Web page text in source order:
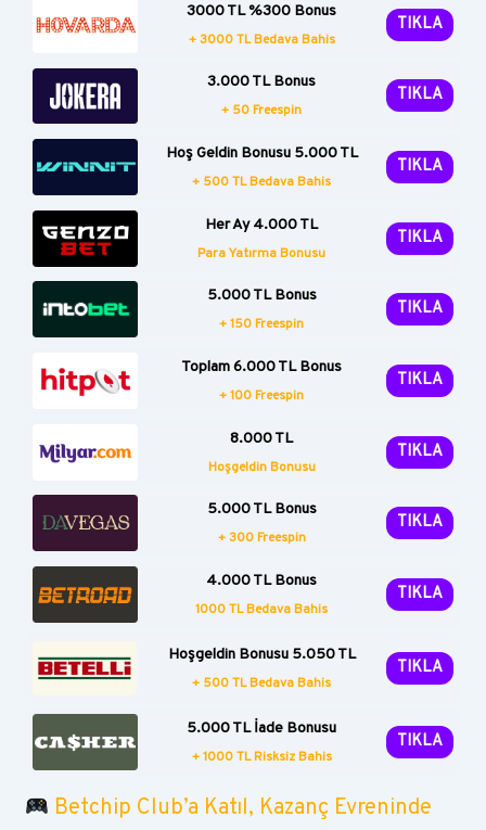
3000 TL %300 Bonus
+ 3000 TL Bedava Bahis
TIKLA
3.000 TL Bonus
+ 50 Freespin
TIKLA
Hoş Geldin Bonusu 5.000 TL
+ 500 TL Bedava Bahis
TIKLA
Her Ay 4.000 TL
Para Yatırma Bonusu
TIKLA
5.000 TL Bonus
+ 150 Freespin
TIKLA
Toplam 6.000 TL Bonus
+ 100 Freespin
TIKLA
8.000 TL
Hoşgeldin Bonusu
TIKLA
5.000 TL Bonus
+ 300 Freespin
TIKLA
4.000 TL Bonus
1000 TL Bedava Bahis
TIKLA
Hoşgeldin Bonusu 5.050 TL
+ 500 TL Bedava Bahis
TIKLA
5.000 TL İade Bonusu
+ 1000 TL Risksiz Bahis
TIKLA
Betchip Club’a Katıl, Kazanç Evreninde